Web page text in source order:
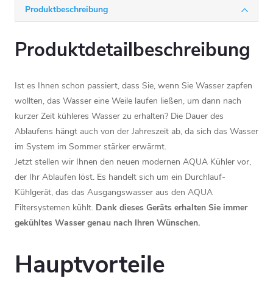
Produktbeschreibung
Produktdetailbeschreibung
Ist es Ihnen schon passiert, dass Sie, wenn Sie Wasser zapfen
wollten, das Wasser eine Weile laufen ließen, um dann nach
kurzer Zeit kühleres Wasser zu erhalten? Die Dauer des
Ablaufens hängt auch von der Jahreszeit ab, da sich das Wasser
im System im Sommer stärker erwärmt.
Jetzt stellen wir Ihnen den neuen modernen AQUA Kühler vor,
der Ihr Ablaufen löst. Es handelt sich um ein Durchlauf-
Kühlgerät, das das Ausgangswasser aus den AQUA
Filtersystemen kühlt. Dank dieses Geräts erhalten Sie immer
gekühltes Wasser genau nach Ihren Wünschen.
Hauptvorteile